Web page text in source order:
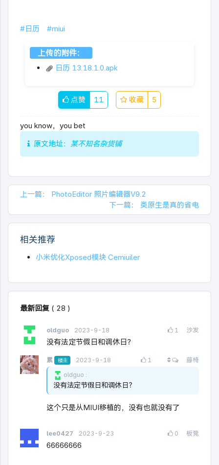
#日历 #miui
上传的附件：
日历 13.18.1.0.apk
点赞 11 收藏 5
you know，you bet
原文地址： 某不知名杂货铺
上一篇：
PhotoEditor 照片编辑器V9.2
下一篇：
类原生是真的省电
相关推荐
小米优化Xposed模块 Cemiuiler
最新回复 ( 28 )
oldguo 2023-9-18 1 沙发
没有法定节假日和调休日？
累 楼主 2023-9-18 1 查看所有回复
藤椅
oldguo
没有法定节假日和调休日？
这个只是从MIUI移植的，没有也就没有了
lee0427 2023-9-23 0 板凳
66666666